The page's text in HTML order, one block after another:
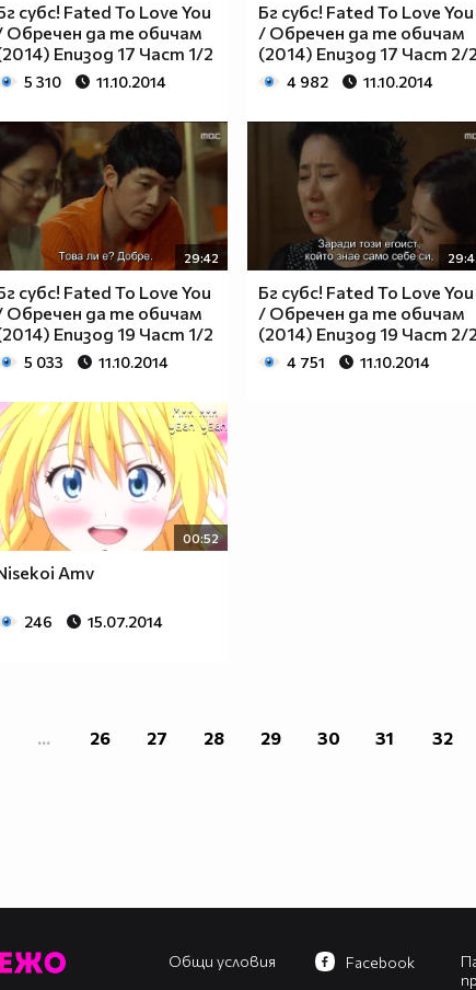
субс! Fated To Love You
Обречен да те обичам
Епизод 17 Част 1/2
5 310 11.10.2014
Бг субс! Fated To Love You
/ Обречен да те обичам
(2014) Епизод 17 Част 2/2
4 982 11.10.2014
29:42
субс! Fated To Love You
Обречен да те обичам
Епизод 19 Част 1/2
5 033 11.10.2014
Бг субс! Fated To Love You
/ Обречен да те обичам
(2014) Епизод 19 Част 2/2
4 751 11.10.2014
00:52
Amv
246 15.07.2014
... 26 27 28 29 30 31 32
Общи условия Facebook